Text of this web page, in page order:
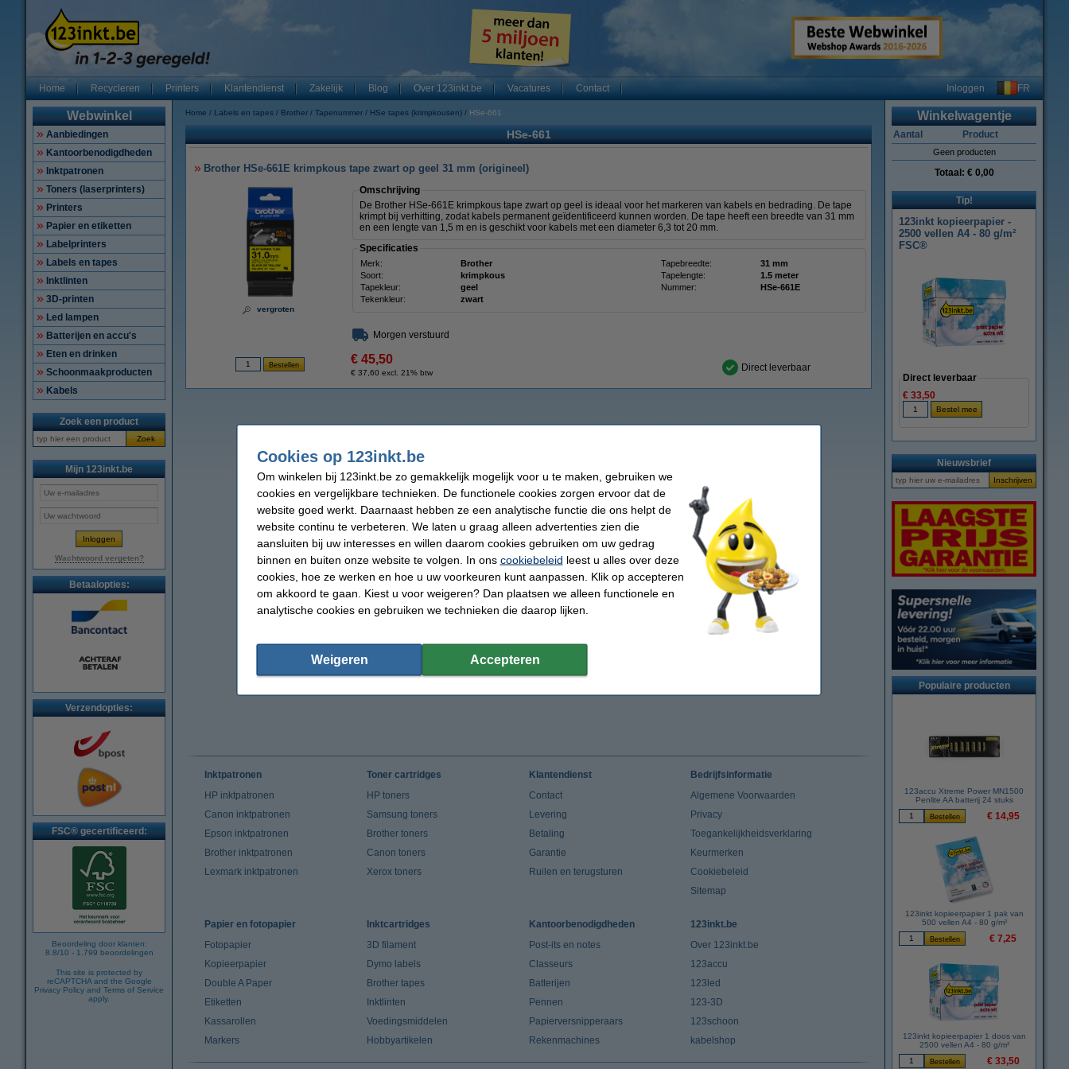
Home Recycleren Printers Klantendienst Zakelijk Blog Over 123inkt.be Vacatures Contact Inloggen FR
Webwinkel
Aanbiedingen
Kantoorbenodigdheden
Inktpatronen
Toners (laserprinters)
Printers
Papier en etiketten
Labelprinters
Labels en tapes
Inktlinten
3D-printen
Led lampen
Batterijen en accu's
Eten en drinken
Schoonmaakproducten
Kabels
Zoek een product
Zoek
Mijn 123inkt.be
Wachtwoord vergeten?
Betaalopties:
Verzendopties:
FSC® gecertificeerd:
Beoordeling door klanten:
8.8/10 - 1.799 beoordelingen
This site is protected by
reCAPTCHA and the Google
Privacy Policy and Terms of Service
apply.
Home Labels en tapes Brother Tapenummer HSe tapes (krimpkousen) HSe-661
HSe-661
Brother HSe-661E krimpkous tape zwart op geel 31 mm (origineel)
vergroten
Omschrijving
De Brother HSe-661E krimpkous tape zwart op geel is ideaal voor het markeren van kabels en bedrading. De tape
krimpt bij verhitting, zodat kabels permanent geïdentificeerd kunnen worden. De tape heeft een breedte van 31 mm
en een lengte van 1,5 m en is geschikt voor kabels met een diameter 6,3 tot 20 mm.
Specificaties
Merk: Brother Tapebreedte:
31 mm
Soort:
krimpkous Tapelengte:
1.5 meter
Tapekleur:
geel Nummer:
HSe-661E
Tekenkleur:
zwart
Morgen verstuurd
€ 45,50
€ 37,60 excl. 21% btw Direct leverbaar
Winkelwagentje
Aantal Product
Geen producten
Totaal: € 0,00
Tip!
123inkt kopieerpapier -
2500 vellen A4 - 80 g/m²
FSC®
Direct leverbaar
€ 33,50
Nieuwsbrief
Populaire producten
123accu Xtreme Power MN1500
Penlite AA batterij 24 stuks
€ 14,95
123inkt kopieerpapier 1 pak van
500 vellen A4 - 80 g/m²
€ 7,25
123inkt kopieerpapier 1 doos van
2500 vellen A4 - 80 g/m²
€ 33,50
Inktpatronen
HP inktpatronen
Canon inktpatronen
Epson inktpatronen
Brother inktpatronen
Lexmark inktpatronen
Toner cartridges
HP toners
Samsung toners
Brother toners
Canon toners
Xerox toners
Klantendienst
Contact
Levering
Betaling
Garantie
Ruilen en terugsturen
Bedrijfsinformatie
Algemene Voorwaarden
Privacy
Toegankelijkheidsverklaring
Keurmerken
Cookiebeleid
Sitemap
Papier en fotopapier
Fotopapier
Kopieerpapier
Double A Paper
Etiketten
Kassarollen
Markers
Inktcartridges
3D filament
Dymo labels
Brother tapes
Inktlinten
Voedingsmiddelen
Hobbyartikelen
Kantoorbenodigdheden
Post-its en notes
Classeurs
Batterijen
Pennen
Papierversnipperaars
Rekenmachines
123inkt.be
Over 123inkt.be
123accu
123led
123-3D
123schoon
kabelshop
Cookies op 123inkt.be
Om winkelen bij 123inkt.be zo gemakkelijk mogelijk voor u te maken, gebruiken we
cookies en vergelijkbare technieken. De functionele cookies zorgen ervoor dat de
website goed werkt. Daarnaast hebben ze een analytische functie die ons helpt de
website continu te verbeteren. We laten u graag alleen advertenties zien die
aansluiten bij uw interesses en willen daarom cookies gebruiken om uw gedrag
binnen en buiten onze website te volgen. In ons cookiebeleid leest u alles over deze
cookies, hoe ze werken en hoe u uw voorkeuren kunt aanpassen. Klik op accepteren
om akkoord te gaan. Kiest u voor weigeren? Dan plaatsen we alleen functionele en
analytische cookies en gebruiken we technieken die daarop lijken.
Weigeren Accepteren